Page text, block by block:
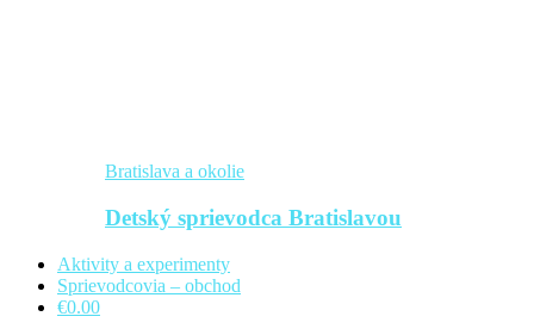
Bratislava a okolie
Detský sprievodca Bratislavou
Aktivity a experimenty
Sprievodcovia – obchod
€0.00